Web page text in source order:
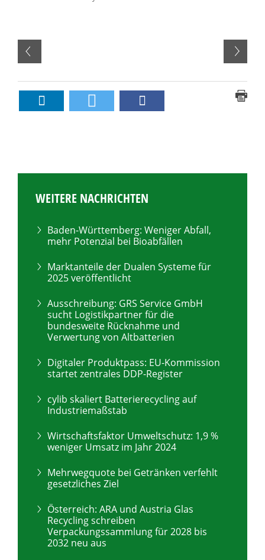
WEITERE NACHRICHTEN
Baden-Württemberg: Weniger Abfall,
mehr Potenzial bei Bioabfällen
Marktanteile der Dualen Systeme für
2025 veröffentlicht
Ausschreibung: GRS Service GmbH
sucht Logistikpartner für die
bundesweite Rücknahme und
Verwertung von Altbatterien
Digitaler Produktpass: EU-Kommission
startet zentrales DDP-Register
cylib skaliert Batterierecycling auf
Industriemaßstab
Wirtschaftsfaktor Umweltschutz: 1,9 %
weniger Umsatz im Jahr 2024
Mehrwegquote bei Getränken verfehlt
gesetzliches Ziel
Österreich: ARA und Austria Glas
Recycling schreiben
Verpackungssammlung für 2028 bis
2032 neu aus